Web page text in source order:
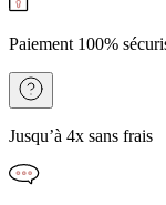
Paiement 100%
Jusqu’à 4x sans frais